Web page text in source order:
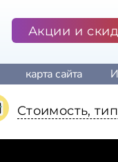
Акции и
карта сайта
Стоимость,